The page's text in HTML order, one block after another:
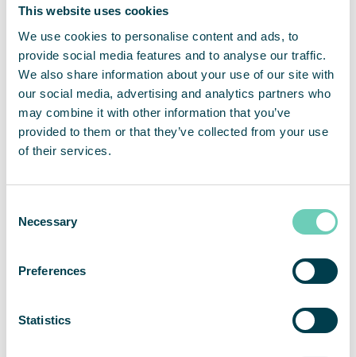
This website uses cookies
We use cookies to personalise content and ads, to
provide social media features and to analyse our traffic.
We also share information about your use of our site with
our social media, advertising and analytics partners who
may combine it with other information that you’ve
provided to them or that they’ve collected from your use
of their services.
Selection
Necessary
Preferences
Statistics
inom marknaden för luftrening av inomhusmiljöer. Bolagets
lösningar med ett fullserviceerbjudande. QleanAirs
lösningar är utvecklade på filterteknologi som fångar,
filtrerar och recirkulerar inomhusluft. Bolaget har närmare
12 000 installerade enheter hos över 3 500 kunder inom
marknaderna för EMEA, APAC och Americas. För helåret
2022 hade QleanAir en nettoomsättning om 455 Mkr och
justerad rörelsemarginal uppgick till 10,9 procent. QleanAir
har sitt huvudkontor i Solna i Sverige och aktien handlas på